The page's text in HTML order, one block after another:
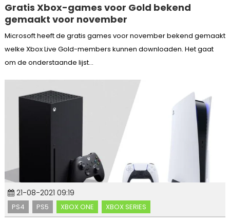
Gratis Xbox-games voor Gold bekend
gemaakt voor november
Microsoft heeft de gratis games voor november bekend gemaakt
welke Xbox Live Gold-members kunnen downloaden. Het gaat
om de onderstaande lijst...
21-08-2021 09:19
PS4 PS5 XBOX ONE XBOX SERIES